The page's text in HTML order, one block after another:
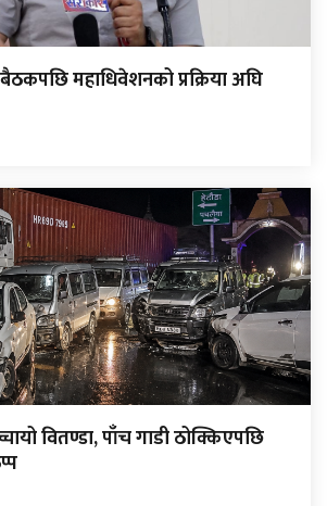
महाधिवेशनको प्रक्रिया अघि
वितण्डा, पाँच गाडी ठोक्किएपछि